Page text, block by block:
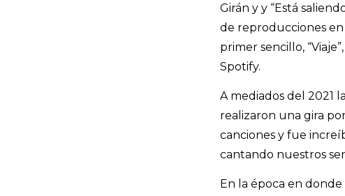
Girán y y “Está
de reproducciones en
primer sencillo,
Spotify.
A mediados del 2021
realizaron una gira
canciones y fue
cantando nuestros
En la época en